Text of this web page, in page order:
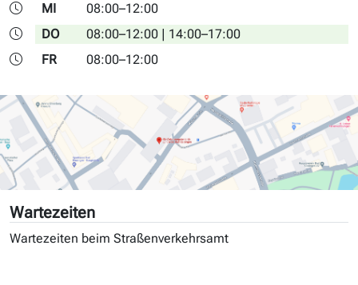
MI
08:00–12:00
DO
08:00–12:00 | 14:00–17:00
FR
08:00–12:00
Wartezeiten
Wartezeiten beim Straßenverkehrsamt